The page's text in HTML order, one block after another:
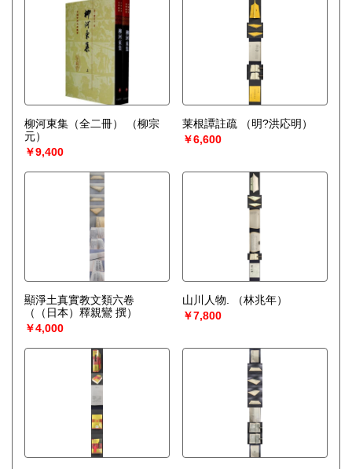
柳河東集（全二冊）
（柳宗
元）
￥9,400
莱根譚註疏
（明?洪応明）
￥6,600
顯淨土真實教文類六卷
（（日本）釋親鸞 撰）
￥4,000
山川人物.
（林兆年）
￥7,800